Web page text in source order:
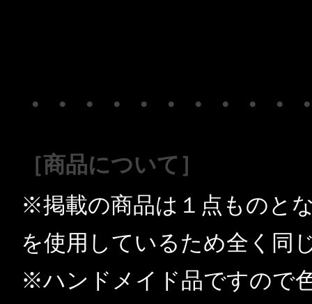
・・・・・・・・・
［商品について］
※掲載の商品は１点ものと
を使用しているため全く同
※ハンドメイド品ですので